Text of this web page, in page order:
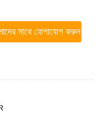
সাথে যোগাযোগ করুন